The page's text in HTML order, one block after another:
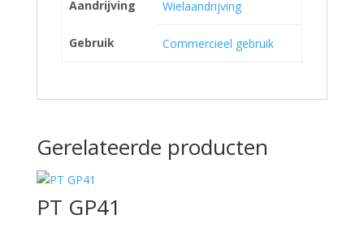
Aandrijving Wielaandrijving
Gebruik Commercieel gebruik
Gerelateerde producten
PT GP41